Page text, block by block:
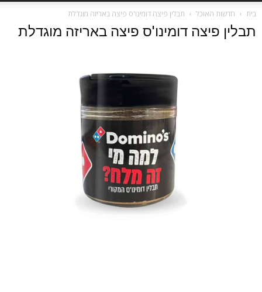
בית חדשות האוכל תבלין פיצה דומינו'ס פיצה באריזה מוגדלת
תבלין פיצה דומינו'ס פיצה באריזה מוגדלת